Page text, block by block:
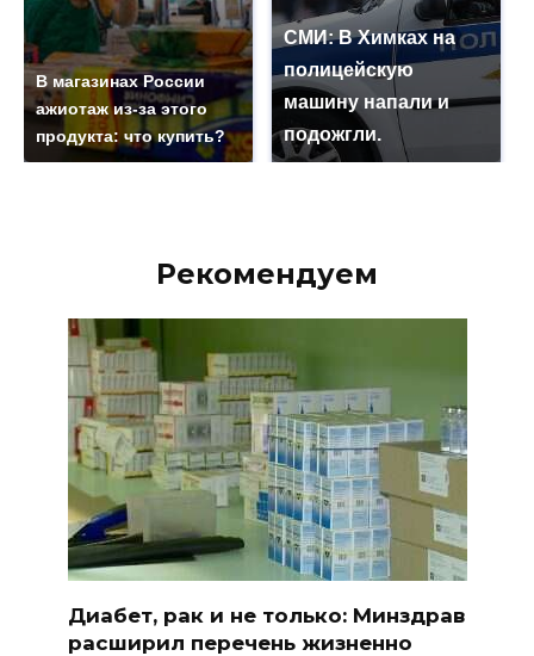
В магазинах России
ажиотаж из-за этого
продукта: что купить?
СМИ: В Химках на
полицейскую
машину напали и
подожгли.
Рекомендуем
Диабет, рак и не только: Минздрав
расширил перечень жизненно